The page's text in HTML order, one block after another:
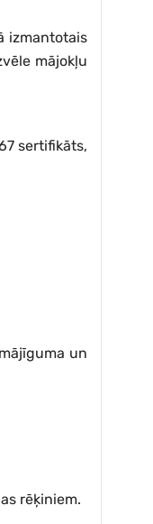
izmantotais
mājokļu
sertifikāts,
un
rēķiniem.